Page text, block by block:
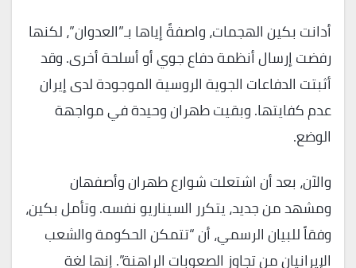
أدانت بكين الهجمات، واصفةً إياها بـ”العدوان”، لكنها
رفضت إرسال أنظمة دفاع جوي أو أسلحة أخرى. وقد
أثبتت الدفاعات الجوية الروسية الموجودة لدى إيران
عدم كفايتها. وبقيت طهران وحيدة في مواجهة
الوضع.
والآن، بعد أن اشتعلت شوارع طهران وأصفهان
ومشهد من جديد، يتكرر السيناريو نفسه. وتأمل بكين،
وفقاً للبيان الرسمي، أن “تتمكن الحكومة والشعب
الإيرانيان من تجاوز الصعوبات الراهنة”. إنها لغة